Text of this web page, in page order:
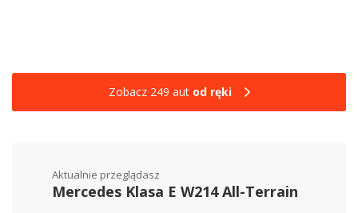
Zobacz 249 aut od ręki
Aktualnie przeglądasz
Mercedes Klasa E W214 All-Terrain